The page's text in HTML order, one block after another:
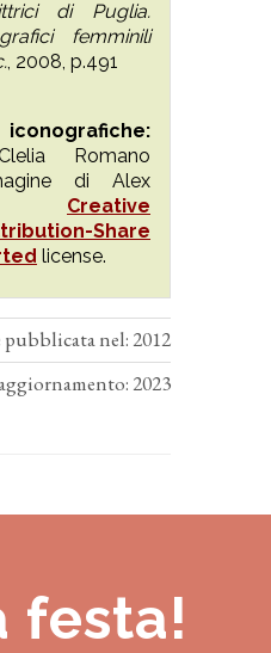
di Puglia.
femminili
, 2008, p.491
Romano
di Alex
Creative
Share
license.
pubblicata nel: 2012
2023
festa!